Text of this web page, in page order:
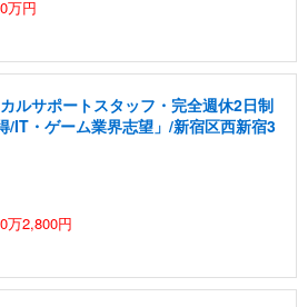
万円
ルサポートスタッフ・完全週休2日制
/IT・ゲーム業界志望」/新宿区西新宿3
万2,800円